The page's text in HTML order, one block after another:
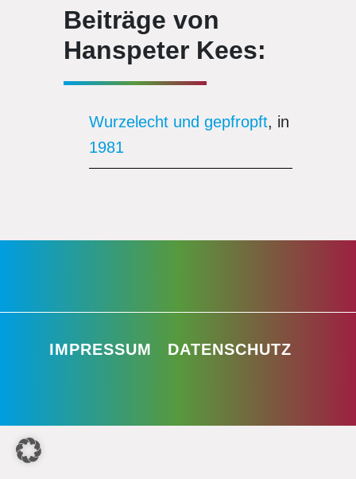
Beiträge von
Hanspeter Kees:
Wurzelecht und gepfropft, in
1981
IMPRESSUM DATENSCHUTZ